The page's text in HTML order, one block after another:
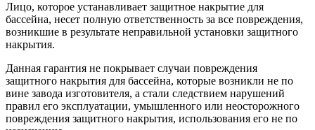
Лицо, которое устанавливает защитное накрытие для
бассейна, несет полную ответственность за все повреждения,
возникшие в результате неправильной установки защитного
накрытия.
Данная гарантия не покрывает случаи повреждения
защитного накрытия для бассейна, которые возникли не по
вине завода изготовителя, а стали следствием нарушений
правил его эксплуатации, умышленного или неосторожного
повреждения защитного накрытия, использования его не по